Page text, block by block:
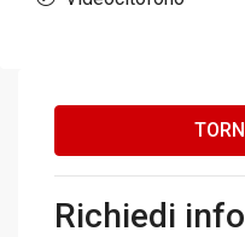
Richiedi